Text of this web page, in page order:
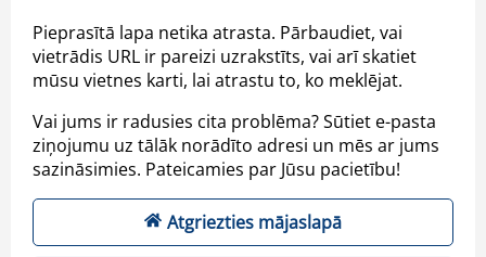
Pieprasītā lapa netika atrasta. Pārbaudiet, vai
vietrādis URL ir pareizi uzrakstīts, vai arī skatiet
mūsu vietnes karti, lai atrastu to, ko meklējat.
Vai jums ir radusies cita problēma? Sūtiet e-pasta
ziņojumu uz tālāk norādīto adresi un mēs ar jums
sazināsimies. Pateicamies par Jūsu pacietību!
Atgriezties mājaslapā